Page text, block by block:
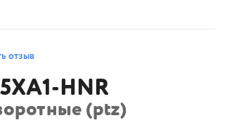
отзыв
HNR
(ptz)